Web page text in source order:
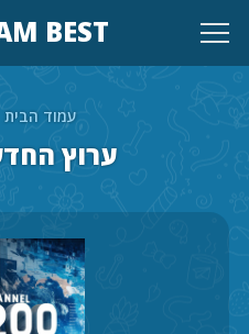
BEST
עמוד הבית
ערוץ